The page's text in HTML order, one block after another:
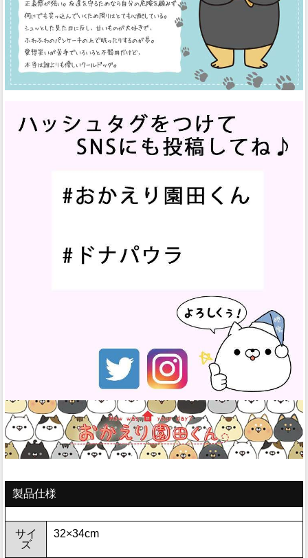
製品仕様
サイ
ズ
32×34cm